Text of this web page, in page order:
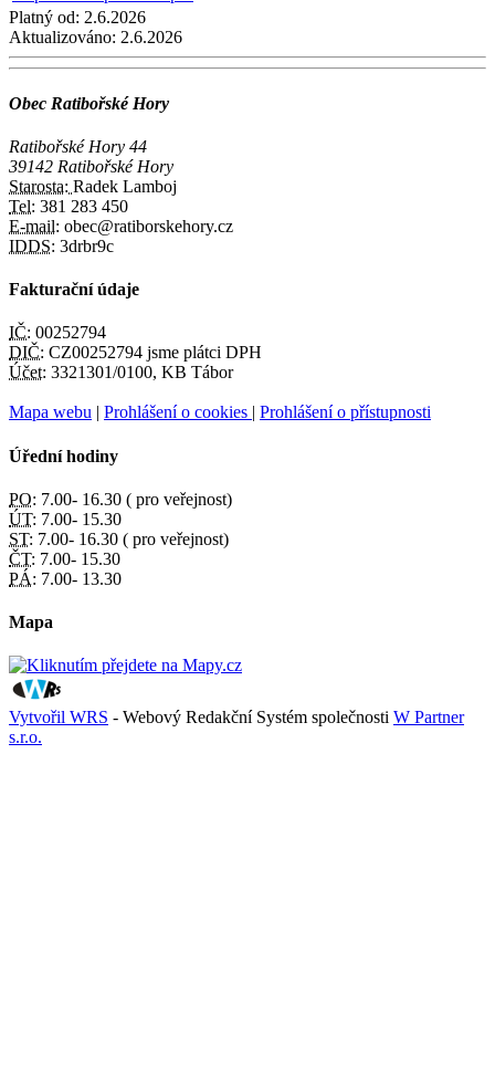
Platný od: 2.6.2026
Aktualizováno: 2.6.2026
Obec Ratibořské Hory
Ratibořské Hory 44
39142 Ratibořské Hory
Starosta: Radek Lamboj
Tel: 381 283 450
E-mail: obec@ratiborskehory.cz
IDDS: 3drbr9c
Fakturační údaje
IČ: 00252794
DIČ: CZ00252794 jsme plátci DPH
Účet: 3321301/0100, KB Tábor
Mapa webu | Prohlášení o cookies | Prohlášení o přístupnosti
Úřední hodiny
PO: 7.00- 16.30 ( pro veřejnost)
ÚT: 7.00- 15.30
ST: 7.00- 16.30 ( pro veřejnost)
ČT: 7.00- 15.30
PÁ: 7.00- 13.30
Mapa
Vytvořil WRS - Webový Redakční Systém společnosti W Partner
s.r.o.